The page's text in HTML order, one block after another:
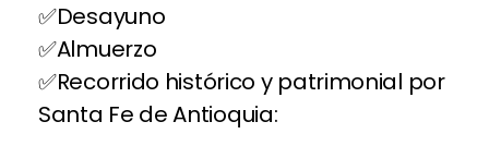
Desayuno
Almuerzo
Recorrido histórico y patrimonial por
Santa Fe de Antioquia: